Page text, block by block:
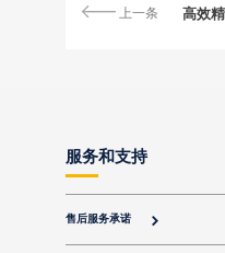
上一条
服务和支持
售后服务承诺 